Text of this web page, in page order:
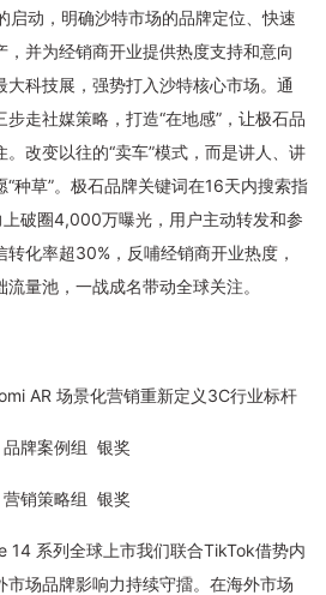
启动，明确沙特市场的品牌定位、快速
并为经销商开业提供热度支持和意向
科技展，强势打入沙特核心市场。通
走社媒策略，打造“在地感”，让极石品
改变以往的“卖车”模式，而是讲人、讲
种草”。极石品牌关键词在16天内搜索指
破圈4,000万曝光，用户主动转发和参
化率超30%，反哺经销商开业热度，
量池，一战成名带动全球关注。
AR 场景化营销重新定义3C行业标杆
牌案例组 银奖
销策略组 银奖
14 系列全球上市我们联合TikTok借势内
场品牌影响力持续守擂。在海外市场